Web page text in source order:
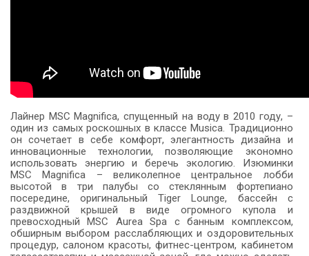
Лайнер MSC Magnifica, спущенный на воду в 2010 году, –
один из самых роскошных в классе Musica. Традиционно
он сочетает в себе комфорт, элегантность дизайна и
инновационные технологии, позволяющие экономно
использовать энергию и беречь экологию. Изюминки
MSC Magnifica – великолепное центральное лобби
высотой в три палубы со стеклянным фортепиано
посередине, оригинальный Tiger Lounge, бассейн с
раздвижной крышей в виде огромного купола и
превосходный MSC Aurea Spa с банным комплексом,
обширным выбором расслабляющих и оздоровительных
процедур, салоном красоты, фитнес-центром, кабинетом